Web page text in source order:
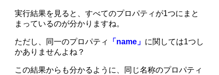
実行結果を見ると、すべてのプロパティが1つにまと
まっているのが分かりますね。
ただし、同一のプロパティ 「name」 に関しては1つし
かありませんよね？
この結果からも分かるように、同じ名称のプロパティ